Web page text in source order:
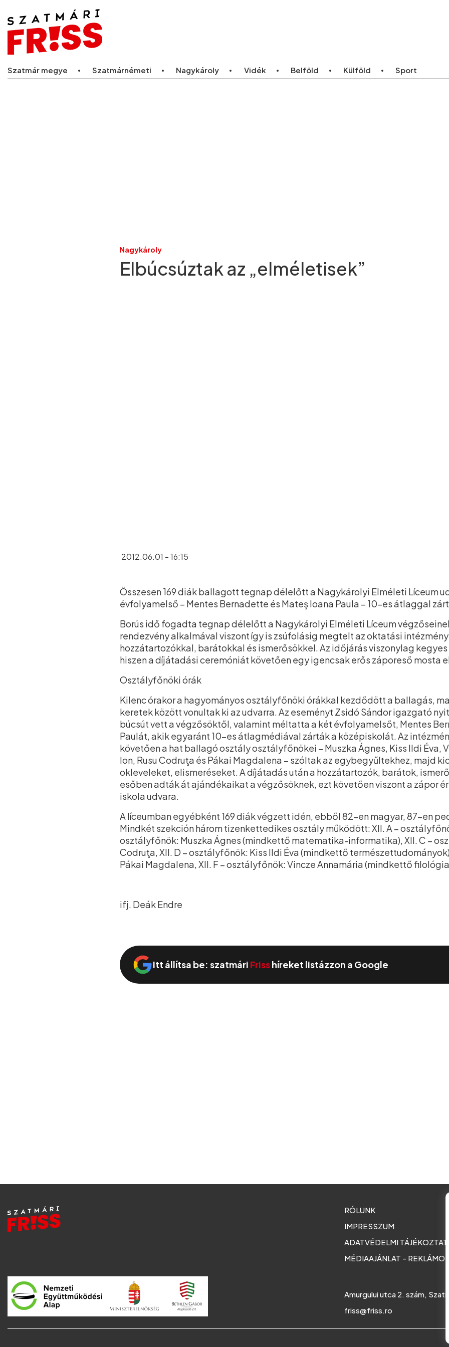
Szatmár megye Szatmárnémeti Nagykároly Vidék Belföld Külföld Sport
Nagykároly
Elbúcsúztak az „elméletisek”
2012.06.01 - 16:15
Összesen 169 diák ballagott tegnap délelőtt a Nagykárolyi Elméleti Líceum
évfolyamelső – Mentes Bernadette és Mateş Ioana Paula – 10-es átlaggal
Borús idő fogadta tegnap délelőtt a Nagykárolyi Elméleti Líceum
rendezvény alkalmával viszont így is zsúfolásig megtelt az oktatási
hozzátartozókkal, barátokkal és ismerősökkel. Az időjárás viszonylag
hiszen a díjátadási ceremóniát követően egy igencsak erős záporeső mosta
Osztályfőnöki órák
Kilenc órakor a hagyományos osztályfőnöki órákkal kezdődött a ballagás,
keretek között vonultak ki az udvarra. Az eseményt Zsidó Sándor igazgató
búcsút vett a végzősöktől, valamint méltatta a két évfolyamelsőt, Mentes
Paulát, akik egyaránt 10-es átlagmédiával zárták a középiskolát. Az
követően a hat ballagó osztály osztályfőnökei – Muszka Ágnes, Kiss Ildi Éva,
Ion, Rusu Codruţa és Pákai Magdalena – szóltak az egybegyűltekhez, majd
okleveleket, elismeréseket. A díjátadás után a hozzátartozók, barátok,
esőben adták át ajándékaikat a végzősöknek, ezt követően viszont a zápor
iskola udvara.
A líceumban egyébként 169 diák végzett idén, ebből 82-en magyar, 87-en
Mindkét szekción három tizenkettedikes osztály működött: XII. A –
osztályfőnök: Muszka Ágnes (mindkettő matematika-informatika), XII. C –
Codruţa, XII. D – osztályfőnök: Kiss Ildi Éva (mindkettő
Pákai Magdalena, XII. F – osztályfőnök: Vincze Annamária (mindkettő
ifj. Deák Endre
Itt állítsa be: szatmári Frisshíreket listázzon a Google
RÓLUNK
IMPRESSZUM
ADATVÉDELMI
MÉDIAAJÁNLAT -
Amurgului utca 2. szám,
friss@friss.ro